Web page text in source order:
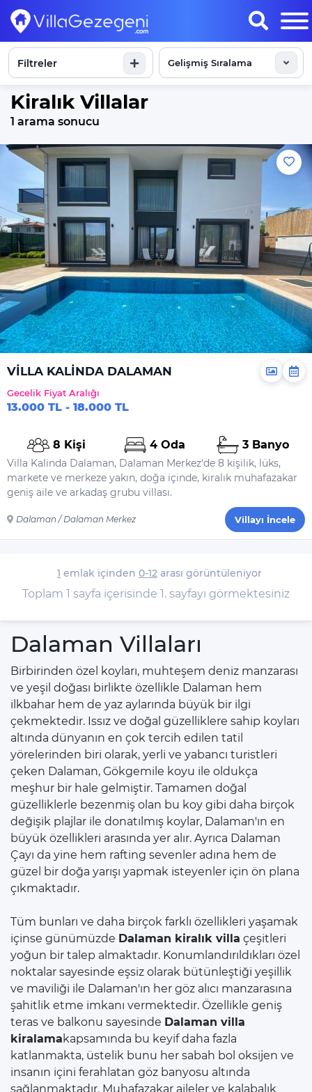
Filtreler
Sonuçları Göster
Kiralık Villalar
1 arama sonucu
VİLLA KALİNDA DALAMAN
Gecelik Fiyat Aralığı
13.000 TL - 18.000 TL
8 Kişi 4 Oda 3 Banyo
Villa Kalinda Dalaman, Dalaman Merkez'de 8 kişilik, lüks,
markete ve merkeze yakın, doğa içinde, kiralık muhafazakar
geniş aile ve arkadaş grubu villası.
Dalaman / Dalaman Merkez Villayı İncele
1 emlak içinden 0-12 arası görüntüleniyor
Toplam 1 sayfa içerisinde 1. sayfayı görmektesiniz
Dalaman Villaları
Birbirinden özel koyları, muhteşem deniz manzarası
ve yeşil doğası birlikte özellikle Dalaman hem
ilkbahar hem de yaz aylarında büyük bir ilgi
çekmektedir. Issız ve doğal güzelliklere sahip koyları
altında dünyanın en çok tercih edilen tatil
yörelerinden biri olarak, yerli ve yabancı turistleri
çeken Dalaman, Gökgemile koyu ile oldukça
meşhur bir hale gelmiştir. Tamamen doğal
güzelliklerle bezenmiş olan bu koy gibi daha birçok
değişik plajlar ile donatılmış koylar, Dalaman'ın en
büyük özellikleri arasında yer alır. Ayrıca Dalaman
Çayı da yine hem rafting sevenler adına hem de
güzel bir doğa yarışı yapmak isteyenler için ön plana
çıkmaktadır.
Tüm bunları ve daha birçok farklı özellikleri yaşamak
içinse günümüzde Dalaman kiralık villa çeşitleri
yoğun bir talep almaktadır. Konumlandırıldıkları özel
noktalar sayesinde eşsiz olarak bütünleştiği yeşillik
ve maviliği ile Dalaman'ın her göz alıcı manzarasına
şahitlik etme imkanı vermektedir. Özellikle geniş
teras ve balkonu sayesinde Dalaman villa
kiralamakapsamında bu keyif daha fazla
katlanmakta, üstelik bunu her sabah bol oksijen ve
insanın içini ferahlatan göz banyosu altında
sağlanmaktadır. Muhafazakar aileler ve kalabalık